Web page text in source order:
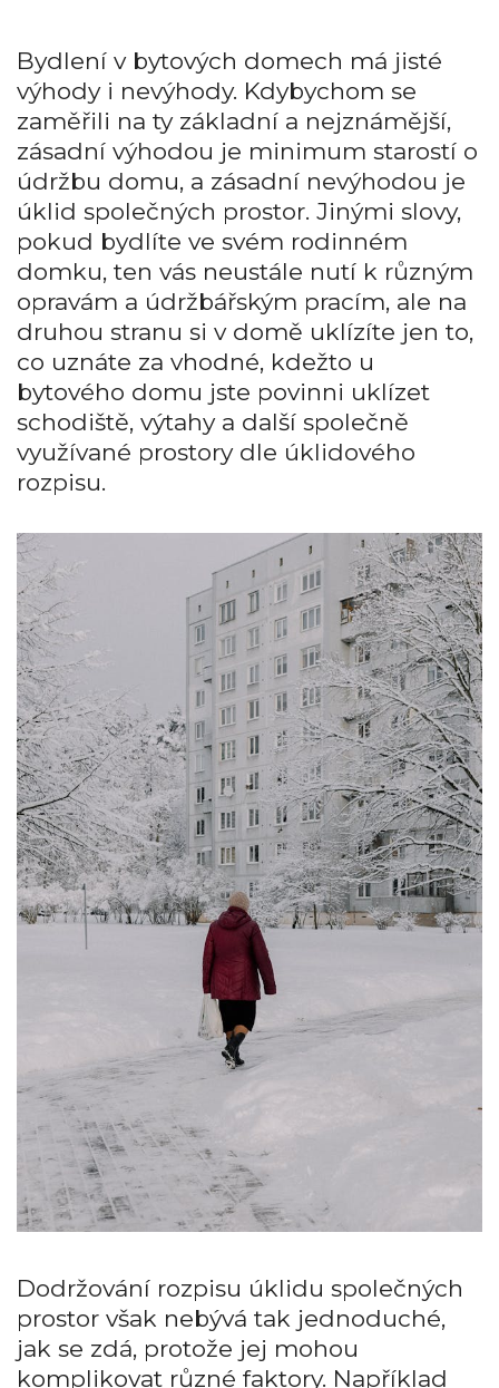
Bydlení v bytových domech má jisté
výhody i nevýhody. Kdybychom se
zaměřili na ty základní a nejznámější,
zásadní výhodou je minimum starostí o
údržbu domu, a zásadní nevýhodou je
úklid společných prostor. Jinými slovy,
pokud bydlíte ve svém rodinném
domku, ten vás neustále nutí k různým
opravám a údržbářským pracím, ale na
druhou stranu si v domě uklízíte jen to,
co uznáte za vhodné, kdežto u
bytového domu jste povinni uklízet
schodiště, výtahy a další společně
využívané prostory dle úklidového
rozpisu.
Dodržování rozpisu úklidu společných
prostor však nebývá tak jednoduché,
jak se zdá, protože jej mohou
komplikovat různé faktory. Například